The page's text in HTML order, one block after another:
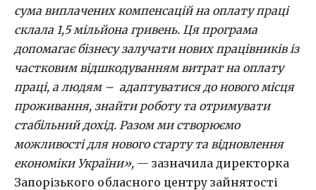
сума виплачених компенсацій на оплату праці
склала 1,5 мільйона гривень. Ця програма
допомагає бізнесу залучати нових працівників із
частковим відшкодуванням витрат на оплату
праці, а людям – адаптуватися до нового місця
проживання, знайти роботу та отримувати
стабільний дохід. Разом ми створюємо
можливості для нового старту та відновлення
економіки України», — зазначила директорка
Запорізького обласного центру зайнятості